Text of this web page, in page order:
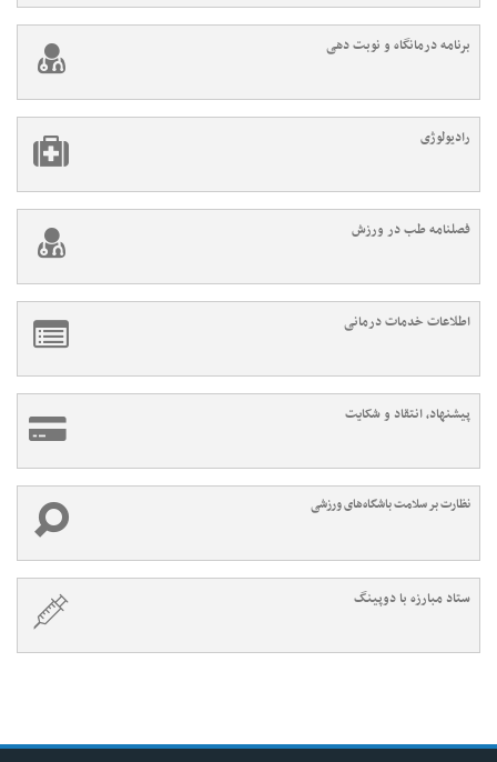
برنامه درمانگاه و نوبت دهی
رادیولوژی
فصلنامه طب در ورزش
اطلاعات خدمات درمانی
پیشنهاد، انتقاد و شکایت
نظارت بر سلامت باشگاه‌های ورزشی
ستاد مبارزه با دوپینگ